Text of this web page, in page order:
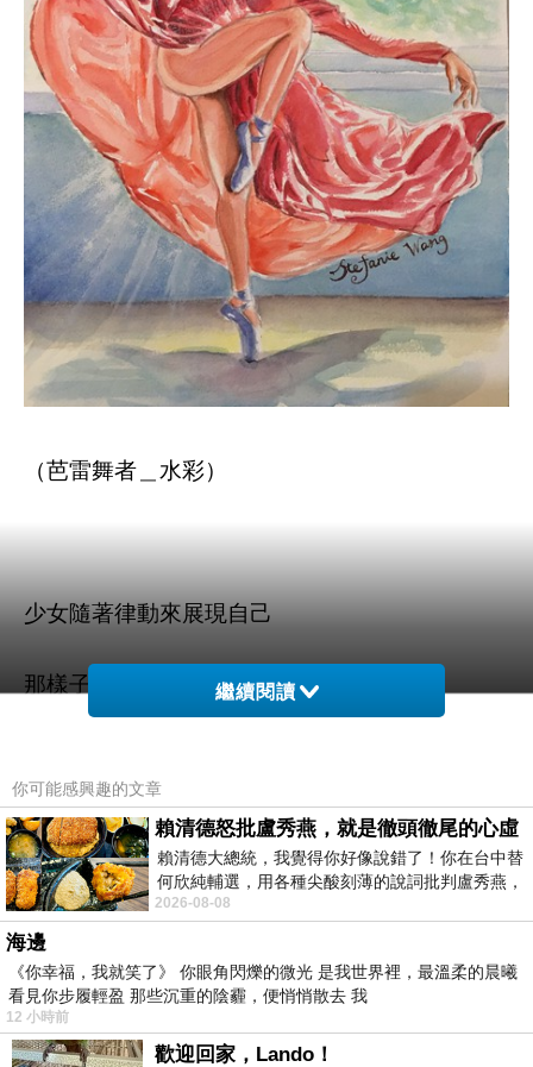
（芭雷舞者＿水彩）
少女隨著律動來展現自己
那樣子的美不是讓誰來評論
為自己而舞
這種舞無法被評價
那是關於自身如何生活的一種態度
繼續閱讀
你可能感興趣的文章
賴清德怒批盧秀燕，就是徹頭徹尾的心虛
賴清德大總統，我覺得你好像說錯了！你在台中替
何欣純輔選，用各種尖酸刻薄的說詞批判盧秀燕，
罵她施政滿意度輸給陳其邁，甚至還說盧
2026-08-08
海邊
《你幸福，我就笑了》 你眼角閃爍的微光 是我世界裡，最溫柔的晨曦
看見你步履輕盈 那些沉重的陰霾，便悄悄散去 我
12 小時前
歡迎回家，Lando！